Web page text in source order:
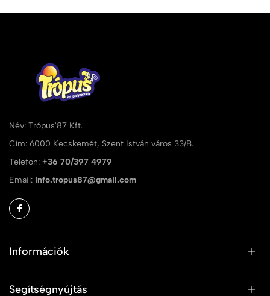
Név: Trópus'87 Kft.
Cím: 6000 Kecskemét, Szent István város 33/B.
Telefon: +36 70/397 4979
Email: info.tropus87@gmail.com
Információk
Segítségnyújtás